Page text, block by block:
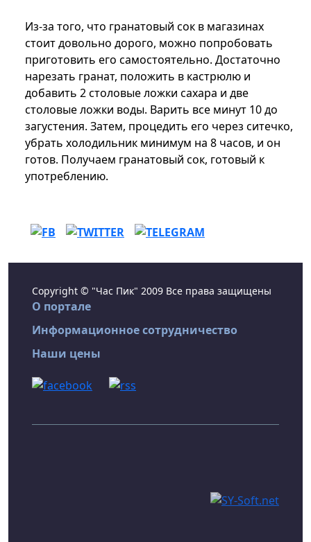
Из-за того, что гранатовый сок в магазинах
стоит довольно дорого, можно попробовать
приготовить его самостоятельно. Достаточно
нарезать гранат, положить в кастрюлю и
добавить 2 столовые ложки сахара и две
столовые ложки воды. Варить все минут 10 до
загустения. Затем, процедить его через ситечко,
убрать холодильник минимум на 8 часов, и он
готов. Получаем гранатовый сок, готовый к
употреблению.
Copyright © "Час Пик" 2009 Все права защищены
О портале
Информационное сотрудничество
Наши цены